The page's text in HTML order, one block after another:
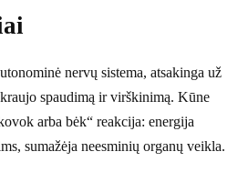
nervų sistema, atsakinga už
spaudimą ir virškinimą. Kūne
arba bėk“ reakcija: energija
sumažėja neesminių organų veikla.